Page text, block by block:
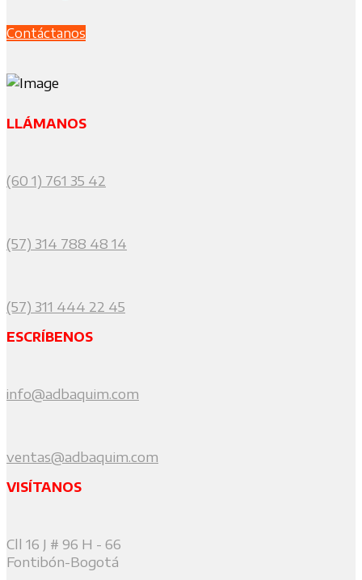
Contáctanos
LLÁMANOS
(60 1) 761 35 42
(57) 314 788 48 14
(57) 311 444 22 45
ESCRÍBENOS
info@adbaquim.com
ventas@adbaquim.com
VISÍTANOS
Cll 16 J # 96 H - 66
Fontibón-Bogotá